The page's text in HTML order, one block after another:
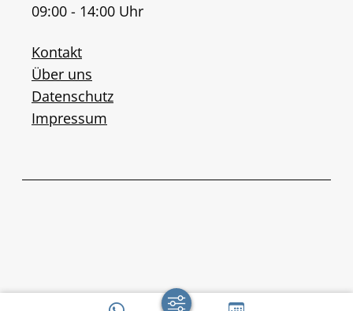
09:00 - 14:00 Uhr
Kontakt
Über uns
Datenschutz
Impressum